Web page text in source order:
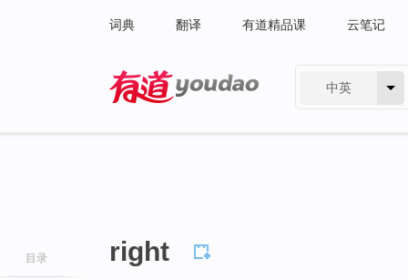
词典 翻译 有道精品课 云笔记
中英
目录 right